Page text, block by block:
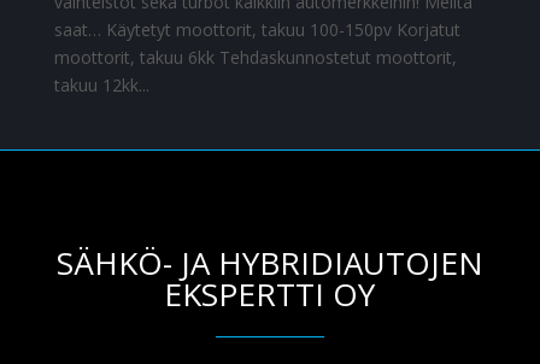
saat… Käytetyt moottorit, takuu 100-150pv Korjatut
moottorit, takuu 6kk Tehdaskunnostetut moottorit,
takuu 12kk...
SÄHKÖ- JA HYBRIDIAUTOJEN
EKSPERTTI OY